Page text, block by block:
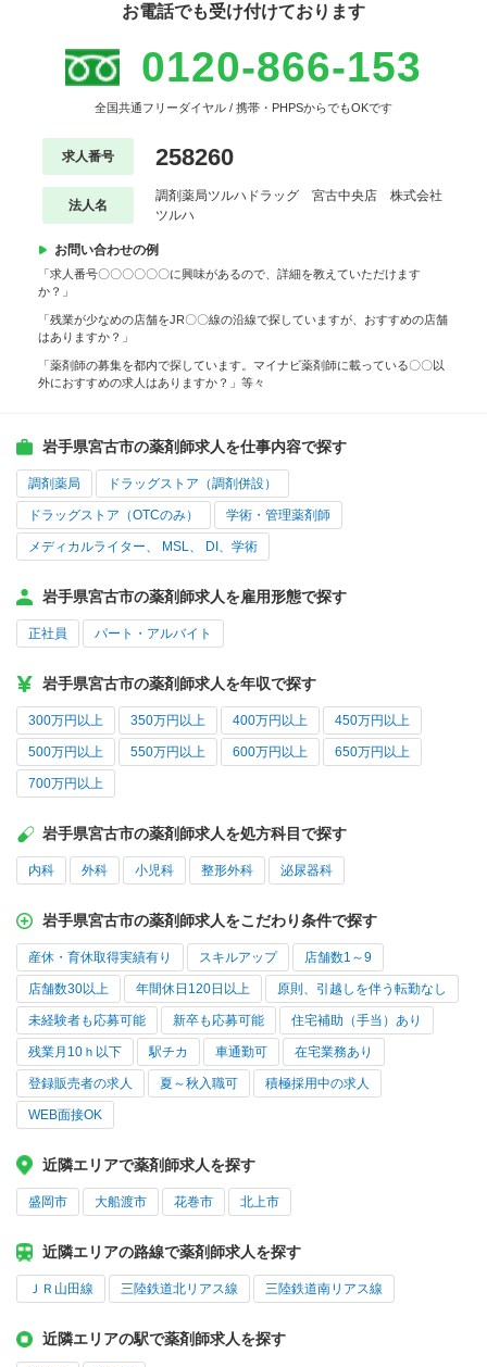
お電話でも受け付けております
0120-866-153
全国共通フリーダイヤル / 携帯・PHPSからでもOKです
求人番号 258260
法人名
調剤薬局ツルハドラッグ 宮古中央店 株式会社
ツルハ
お問い合わせの例
「求人番号〇〇〇〇〇〇に興味があるので、詳細を教えていただけます
か？」
「残業が少なめの店舗をJR〇〇線の沿線で探していますが、おすすめの店舗
はありますか？」
「薬剤師の募集を都内で探しています。マイナビ薬剤師に載っている〇〇以
外におすすめの求人はありますか？」等々
岩手県宮古市の薬剤師求人を仕事内容で探す
調剤薬局 ドラッグストア（調剤併設）
ドラッグストア（OTCのみ） 学術・管理薬剤師
メディカルライター、 MSL、 DI、学術
岩手県宮古市の薬剤師求人を雇用形態で探す
正社員 パート・アルバイト
岩手県宮古市の薬剤師求人を年収で探す
300万円以上 350万円以上 400万円以上 450万円以上
500万円以上 550万円以上 600万円以上 650万円以上
700万円以上
岩手県宮古市の薬剤師求人を処方科目で探す
内科 外科 小児科 整形外科 泌尿器科
岩手県宮古市の薬剤師求人をこだわり条件で探す
産休・育休取得実績有り スキルアップ 店舗数1～9
店舗数30以上 年間休日120日以上 原則、引越しを伴う転勤なし
未経験者も応募可能 新卒も応募可能 住宅補助（手当）あり
残業月10ｈ以下 駅チカ 車通勤可 在宅業務あり
登録販売者の求人 夏～秋入職可 積極採用中の求人
WEB面接OK
近隣エリアで薬剤師求人を探す
盛岡市 大船渡市 花巻市 北上市
近隣エリアの路線で薬剤師求人を探す
ＪＲ山田線 三陸鉄道北リアス線 三陸鉄道南リアス線
近隣エリアの駅で薬剤師求人を探す